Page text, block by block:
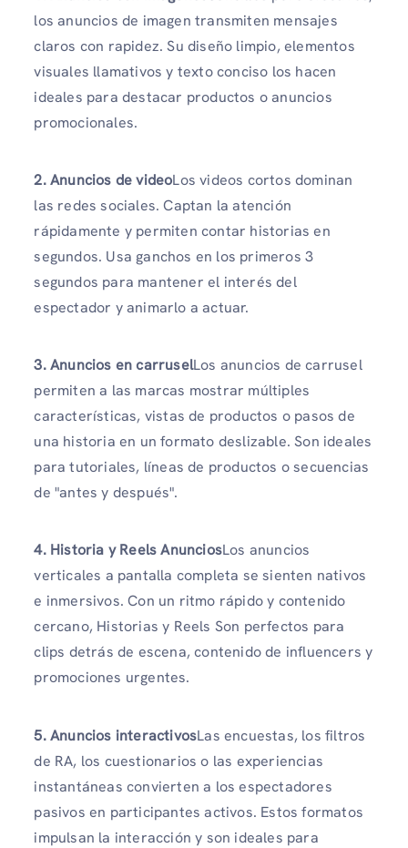
los anuncios de imagen transmiten mensajes
claros con rapidez. Su diseño limpio, elementos
visuales llamativos y texto conciso los hacen
ideales para destacar productos o anuncios
promocionales.
2. Anuncios de videoLos videos cortos dominan
las redes sociales. Captan la atención
rápidamente y permiten contar historias en
segundos. Usa ganchos en los primeros 3
segundos para mantener el interés del
espectador y animarlo a actuar.
3. Anuncios en carruselLos anuncios de carrusel
permiten a las marcas mostrar múltiples
características, vistas de productos o pasos de
una historia en un formato deslizable. Son ideales
para tutoriales, líneas de productos o secuencias
de "antes y después".
4. Historia y Reels AnunciosLos anuncios
verticales a pantalla completa se sienten nativos
e inmersivos. Con un ritmo rápido y contenido
cercano, Historias y Reels Son perfectos para
clips detrás de escena, contenido de influencers y
promociones urgentes.
5. Anuncios interactivosLas encuestas, los filtros
de RA, los cuestionarios o las experiencias
instantáneas convierten a los espectadores
pasivos en participantes activos. Estos formatos
impulsan la interacción y son ideales para